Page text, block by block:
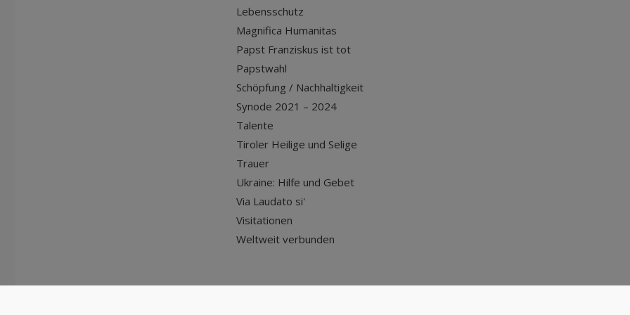
Lebensschutz
Magnifica Humanitas
Papst Franziskus ist tot
Papstwahl
Schöpfung / Nachhaltigkeit
Synode 2021 – 2024
Talente
Tiroler Heilige und Selige
Trauer
Ukraine: Hilfe und Gebet
Via Laudato si'
Visitationen
Weltweit verbunden